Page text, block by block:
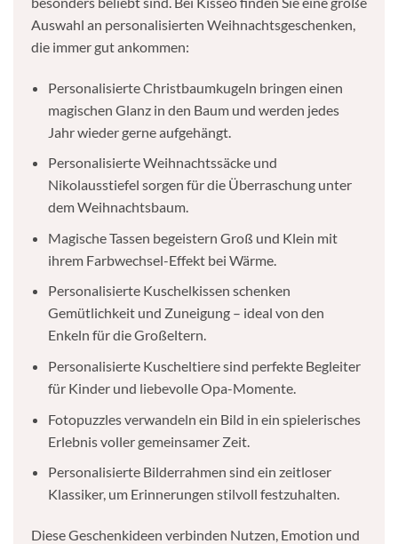
Auswahl an personalisierten Weihnachtsgeschenken,
die immer gut ankommen:
Personalisierte Christbaumkugeln bringen einen
magischen Glanz in den Baum und werden jedes
Jahr wieder gerne aufgehängt.
Personalisierte Weihnachtssäcke und
Nikolausstiefel sorgen für die Überraschung unter
dem Weihnachtsbaum.
Magische Tassen begeistern Groß und Klein mit
ihrem Farbwechsel-Effekt bei Wärme.
Personalisierte Kuschelkissen schenken
Gemütlichkeit und Zuneigung – ideal von den
Enkeln für die Großeltern.
Personalisierte Kuscheltiere sind perfekte Begleiter
für Kinder und liebevolle Opa-Momente.
Fotopuzzles verwandeln ein Bild in ein spielerisches
Erlebnis voller gemeinsamer Zeit.
Personalisierte Bilderrahmen sind ein zeitloser
Klassiker, um Erinnerungen stilvoll festzuhalten.
Diese Geschenkideen verbinden Nutzen, Emotion und